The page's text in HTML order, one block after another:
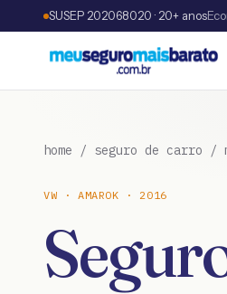
SUSEP 202068020 · 20+ anos
home / seguro de carro /
VW ·AMAROK · 2016